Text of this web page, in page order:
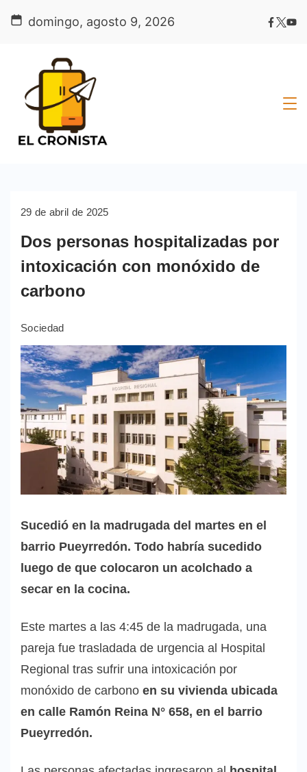
domingo, agosto 9, 2026
29 de abril de 2025
Dos personas hospitalizadas por
intoxicación con monóxido de
carbono
Sociedad
Sucedió en la madrugada del martes en el
barrio Pueyrredón. Todo habría sucedido
luego de que colocaron un acolchado a
secar en la cocina.
Este martes a las 4:45 de la madrugada, una
pareja fue trasladada de urgencia al Hospital
Regional tras sufrir una intoxicación por
monóxido de carbono en su vivienda ubicada
en calle Ramón Reina N° 658, en el barrio
Pueyrredón.